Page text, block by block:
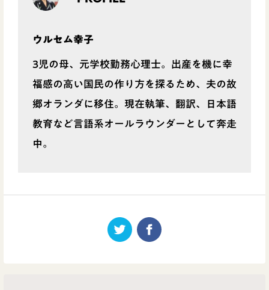
ウルセム幸子
3児の母、元学校勤務心理士。出産を機に幸
福感の高い国民の作り方を探るため、夫の故
郷オランダに移住。現在執筆、翻訳、日本語
教育など言語系オールラウンダーとして奔走
中。